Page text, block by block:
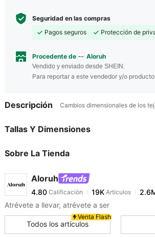
Seguridad en las compras
Pagos seguros
Protección de
Procedente de Aloruh
Vendido y enviado desde SHEIN.
Para reportar a este vendedor y/o producto
Descripción Cambios dimensionales de los
Tallas Y Dimensiones
Sobre La Tienda
Aloruh
4.80
4.80 Calificación
d***7pagó Hace 1 horas
4.80 19K
Atrévete a llevar, atrévete a ser
Venta Flash
Todos los artículos